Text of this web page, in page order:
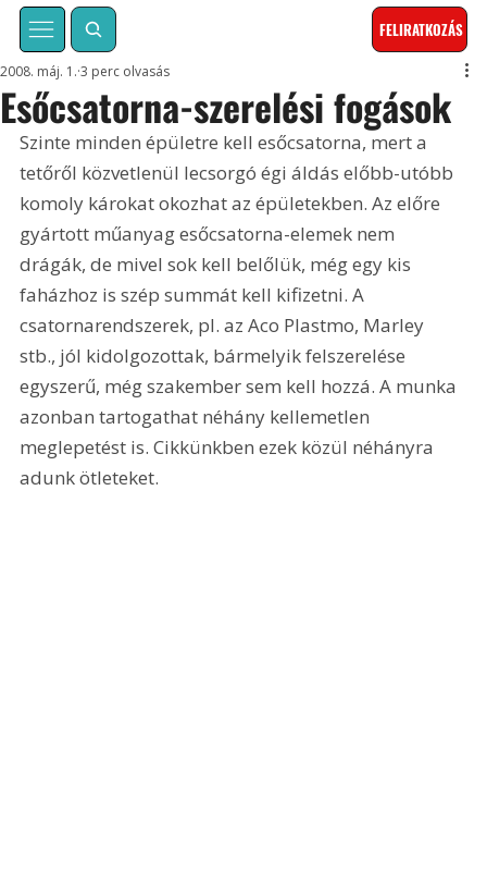
FELIRATKOZÁS
Esőcsatorna-szerelési fogások
2008. máj. 1. 3 perc olvasás
Szinte minden épületre kell esőcsatorna, mert a
tetőről közvetlenül lecsorgó égi áldás előbb-utóbb
komoly károkat okozhat az épületekben. Az előre
gyártott műanyag esőcsatorna-elemek nem
drágák, de mivel sok kell belőlük, még egy kis
faházhoz is szép summát kell kifizetni. A
csatornarendszerek, pl. az Aco Plastmo, Marley
stb., jól kidolgozottak, bármelyik felszerelése
egyszerű, még szakember sem kell hozzá. A munka
azonban tartogathat néhány kellemetlen
meglepetést is. Cikkünkben ezek közül néhányra
adunk ötleteket.